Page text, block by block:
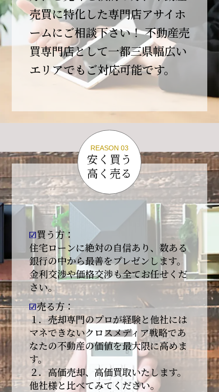
この節目を無事に迎えることができましたの
は、日頃よりご愛顧いただいているお客様、お
力添えをいただいている取引先の皆様、そして
支えてくださったすべての関係者の皆様のおか
げであり、心より深く感謝申し上げます。
10年という年月の中で、多くのご縁と学びをい
ただき、今日の当社があります。
しかしながら、10周年は通過点にすぎません。
る企業へと成長してまいります。
変化の激しい時代だからこそ、初心を忘れず、
挑戦を続け、社会に必要とされる存在であり続
けることをお約束いたします。
今後とも変わらぬご支援、ご指導を賜りますよ
う、何卒よろしくお願い申し上げます。
2026-01-09
【新年あけましておめでとうございます】
本日より始業いたしました。
昨年は多くのご縁とご支援をいただき、心より
感謝申し上げます。
本年も地域に根ざし、誠実な仕事を積み重ねて
参ります。
引き続きどうぞよろしくお願いいたします。
2025-12-20
【年末年始休業のお知らせ】
売買に特化した専門店アサイホ
ームにご相談下さい！ 不動産売
買専門店として一都三県幅広い
エリアでもご対応可能です。
REASON 03
安く買う
高く売る
買う方：
住宅ローンに絶対の自信あり、数ある
銀行の中から最善をプレゼンします。
金利交渉や価格交渉も全てお任せくだ
さい。
売る方：
１．売却専門のプロが経験と他社には
マネできないクロスメディア戦略であ
なたの不動産の価値を最大限に高めま
す。
２．高価売却、高価買取いたします。
他社様と比べてみてください。